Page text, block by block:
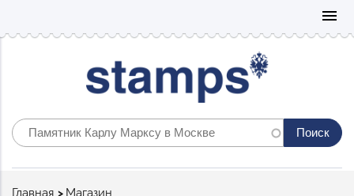
menu
Строка
Главная Магазин